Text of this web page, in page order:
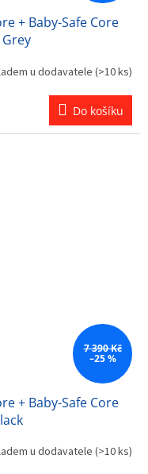
+ Baby-Safe Core
u dodavatele(>10 ks)
Do košíku
7 390 Kč
–25 %
+ Baby-Safe Core
u dodavatele(>10 ks)